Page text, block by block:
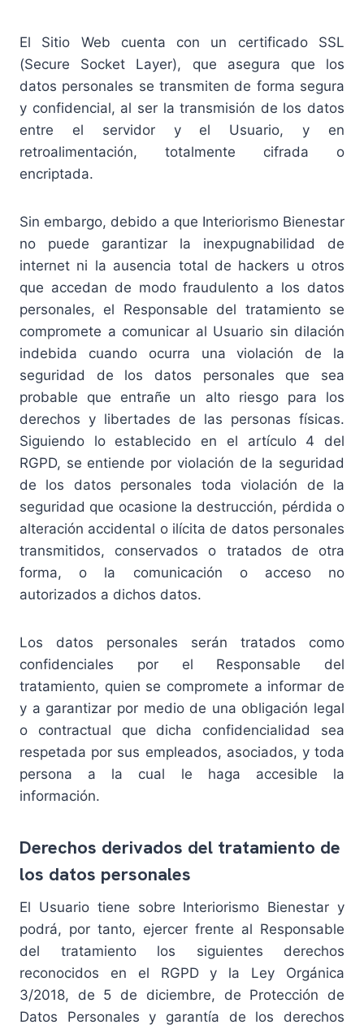
El Sitio Web cuenta con un certificado SSL
(Secure Socket Layer), que asegura que los
datos personales se transmiten de forma segura
y confidencial, al ser la transmisión de los datos
entre el servidor y el Usuario, y en
retroalimentación, totalmente cifrada o
encriptada.
Sin embargo, debido a que Interiorismo Bienestar
no puede garantizar la inexpugnabilidad de
internet ni la ausencia total de hackers u otros
que accedan de modo fraudulento a los datos
personales, el Responsable del tratamiento se
compromete a comunicar al Usuario sin dilación
indebida cuando ocurra una violación de la
seguridad de los datos personales que sea
probable que entrañe un alto riesgo para los
derechos y libertades de las personas físicas.
Siguiendo lo establecido en el artículo 4 del
RGPD, se entiende por violación de la seguridad
de los datos personales toda violación de la
seguridad que ocasione la destrucción, pérdida o
alteración accidental o ilícita de datos personales
transmitidos, conservados o tratados de otra
forma, o la comunicación o acceso no
autorizados a dichos datos.
Los datos personales serán tratados como
confidenciales por el Responsable del
tratamiento, quien se compromete a informar de
y a garantizar por medio de una obligación legal
o contractual que dicha confidencialidad sea
respetada por sus empleados, asociados, y toda
persona a la cual le haga accesible la
información.
Derechos derivados del tratamiento de
los datos personales
El Usuario tiene sobre Interiorismo Bienestar y
podrá, por tanto, ejercer frente al Responsable
del tratamiento los siguientes derechos
reconocidos en el RGPD y la Ley Orgánica
3/2018, de 5 de diciembre, de Protección de
Datos Personales y garantía de los derechos